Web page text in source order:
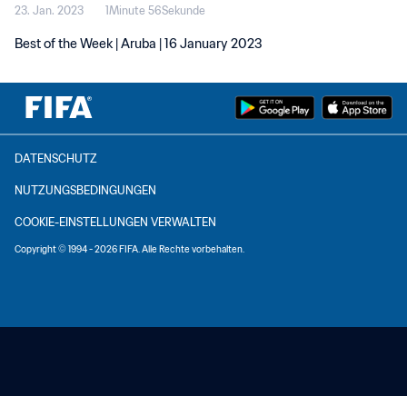
23. Jan. 2023 1Minute 56Sekunde
Best of the Week | Aruba | 16 January 2023
DATENSCHUTZ
NUTZUNGSBEDINGUNGEN
COOKIE-EINSTELLUNGEN VERWALTEN
Copyright © 1994 - 2026 FIFA. Alle Rechte vorbehalten.